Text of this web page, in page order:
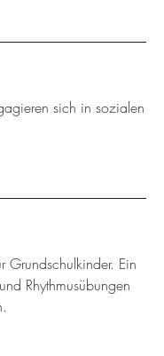
sich in sozialen
Grundschulkinder. Ein
Rhythmusübungen